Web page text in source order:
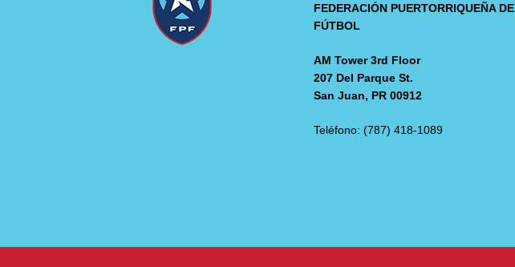
FEDERACIÓN PUERTORRIQUEÑA DE
FÚTBOL
AM Tower 3rd Floor
207 Del Parque St.
San Juan, PR 00912
Teléfono: (787) 418-1089